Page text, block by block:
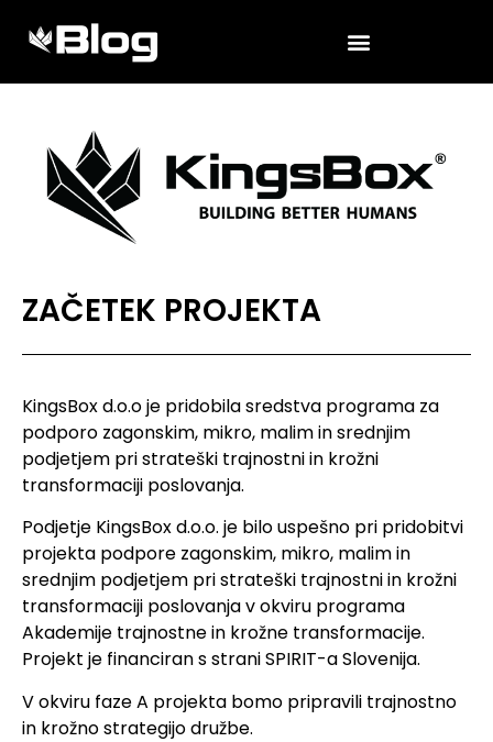
ZAČETEK PROJEKTA
KingsBox d.o.o je pridobila sredstva programa za
podporo zagonskim, mikro, malim in srednjim
podjetjem pri strateški trajnostni in krožni
transformaciji poslovanja.
Podjetje KingsBox d.o.o. je bilo uspešno pri pridobitvi
projekta podpore zagonskim, mikro, malim in
srednjim podjetjem pri strateški trajnostni in krožni
transformaciji poslovanja v okviru programa
Akademije trajnostne in krožne transformacije.
Projekt je financiran s strani SPIRIT-a Slovenija.
V okviru faze A projekta bomo pripravili trajnostno
in krožno strategijo družbe.